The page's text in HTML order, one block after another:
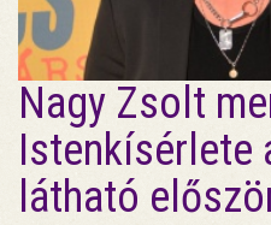
Nagy Zsolt
Istenkísérlete
látható